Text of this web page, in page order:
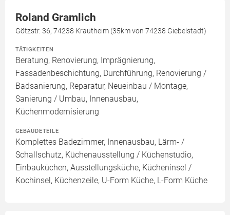
Roland Gramlich
Götzstr. 36, 74238 Krautheim (35km von 74238 Giebelstadt)
TÄTIGKEITEN
Beratung, Renovierung, Imprägnierung,
Fassadenbeschichtung, Durchführung, Renovierung /
Badsanierung, Reparatur, Neueinbau / Montage,
Sanierung / Umbau, Innenausbau,
Küchenmodernisierung
GEBÄUDETEILE
Komplettes Badezimmer, Innenausbau, Lärm- /
Schallschutz, Küchenausstellung / Küchenstudio,
Einbauküchen, Ausstellungsküche, Kücheninsel /
Kochinsel, Küchenzeile, U-Form Küche, L-Form Küche